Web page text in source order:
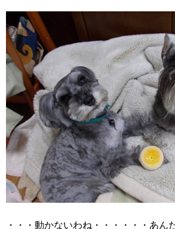
・・・動かないわね・・・・・・あん